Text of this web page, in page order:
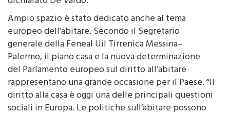
Ampio spazio è stato dedicato anche al tema
europeo dell’abitare. Secondo il Segretario
generale della Feneal Uil Tirrenica Messina–
Palermo, il piano casa e la nuova determinazione
del Parlamento europeo sul diritto all’abitare
rappresentano una grande occasione per il Paese. “Il
diritto alla casa è oggi una delle principali questioni
sociali in Europa. Le politiche sull’abitare possono
diventare una leva strategica per lo sviluppo